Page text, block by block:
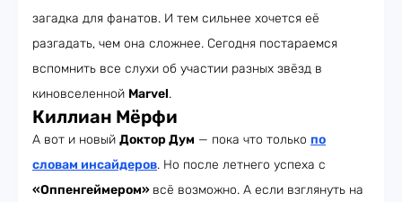
загадка для фанатов. И тем сильнее хочется её
разгадать, чем она сложнее. Сегодня постараемся
вспомнить все слухи об участии разных звёзд в
киновселенной Marvel.
Киллиан Мёрфи
А вот и новый Доктор Дум — пока что только по
словам инсайдеров. Но после летнего успеха с
«Оппенгеймером» всё возможно. А если взглянуть на